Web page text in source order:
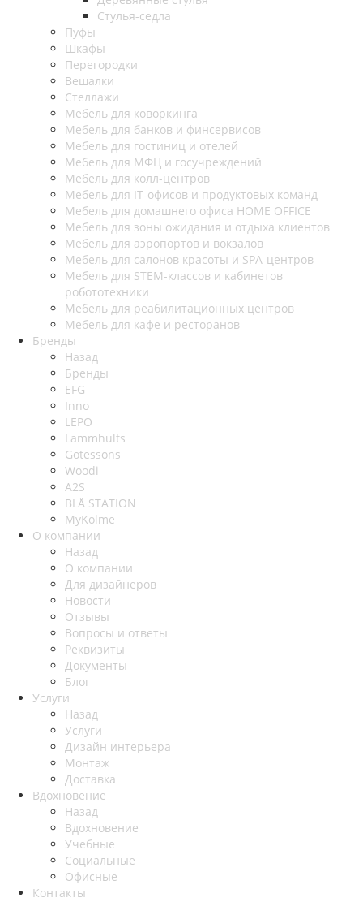
Стулья-седла
Пуфы
Шкафы
Перегородки
Вешалки
Стеллажи
Мебель для коворкинга
Мебель для банков и финсервисов
Мебель для гостиниц и отелей
Мебель для МФЦ и госучреждений
Мебель для колл-центров
Мебель для IT-офисов и продуктовых команд
Мебель для домашнего офиса HOME OFFICE
Мебель для зоны ожидания и отдыха клиентов
Мебель для аэропортов и вокзалов
Мебель для салонов красоты и SPA-центров
Мебель для STEM-классов и кабинетов
робототехники
Мебель для реабилитационных центров
Мебель для кафе и ресторанов
Бренды
Назад
Бренды
EFG
Inno
LEPO
Lammhults
Götessons
Woodi
A2S
BLÅ STATION
MyKolme
О компании
Назад
О компании
Для дизайнеров
Новости
Отзывы
Вопросы и ответы
Реквизиты
Документы
Блог
Услуги
Назад
Услуги
Дизайн интерьера
Монтаж
Доставка
Вдохновение
Назад
Вдохновение
Учебные
Социальные
Офисные
Контакты